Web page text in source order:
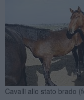
Cavalli allo stato brado